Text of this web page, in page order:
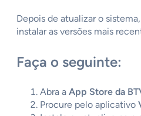
Depois de atualizar o
instalar as versões mais
Faça o seguinte:
Abra a App Store da
Procure pelo aplicativo